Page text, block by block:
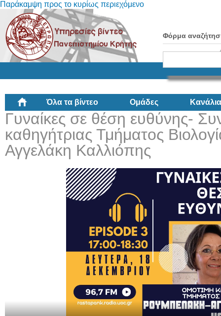
Παράκαμψη προς το κυρίως περιεχόμενο
Φόρμα
Όλα τα βίντεο Ομάδες Κανάλια
Γυναίκες σε θέση ευθύνης-
καθηγήτριας Τμήματος
Αγγελάκη Καλλιόπης